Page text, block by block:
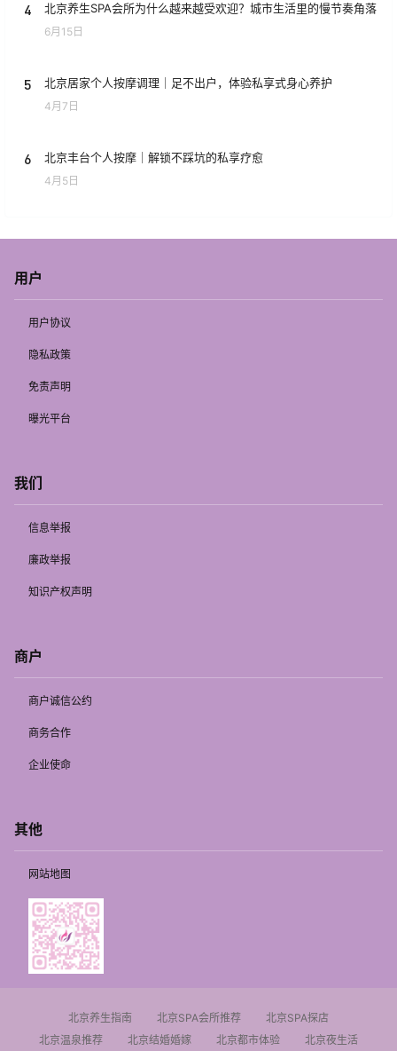
4 北京养生SPA会所为什么越来越受欢迎？城市生活里的慢节奏角落
6月15日
5 北京居家个人按摩调理｜足不出户，体验私享式身心养护
4月7日
6 北京丰台个人按摩｜解锁不踩坑的私享疗愈
4月5日
用户
用户协议
隐私政策
免责声明
曝光平台
我们
信息举报
廉政举报
知识产权声明
商户
商户诚信公约
商务合作
企业使命
其他
网站地图
北京养生指南 北京SPA会所推荐
北京SPA探店
北京温泉推荐
北京结婚婚嫁 北京都市体验 北京夜生活